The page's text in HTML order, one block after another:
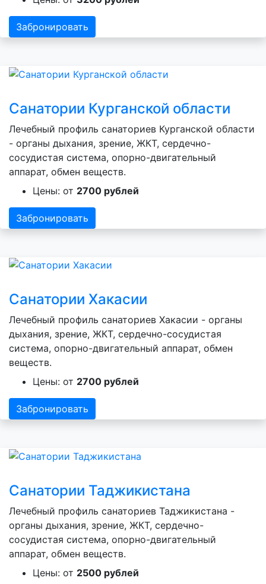
Забронировать
Санатории Курганской области
Лечебный профиль санаториев Курганской области
- органы дыхания, зрение, ЖКТ, сердечно-
сосудистая система, опорно-двигательный
аппарат, обмен веществ.
Цены: от 2700 рублей
Забронировать
Санатории Хакасии
Лечебный профиль санаториев Хакасии - органы
дыхания, зрение, ЖКТ, сердечно-сосудистая
система, опорно-двигательный аппарат, обмен
веществ.
Цены: от 2700 рублей
Забронировать
Санатории Таджикистана
Лечебный профиль санаториев Таджикистана -
органы дыхания, зрение, ЖКТ, сердечно-
сосудистая система, опорно-двигательный
аппарат, обмен веществ.
Цены: от 2500 рублей